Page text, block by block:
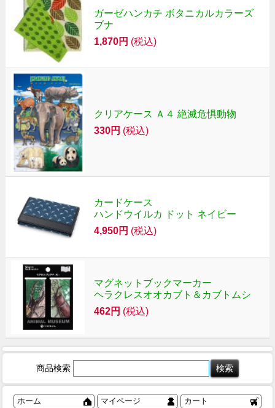
ガーゼハンカチ ボタニカルカラーズ
ブナ
1,870円 (税込)
クリアケース Ａ４ 絶滅危惧動物
330円 (税込)
カードケース
ハンドウイルカ ドット ネイビー
4,950円 (税込)
マグネットブックマーカー
ヘラクレスオオカブト＆カブトムシ
462円 (税込)
商品検索
ホーム マイページ カート